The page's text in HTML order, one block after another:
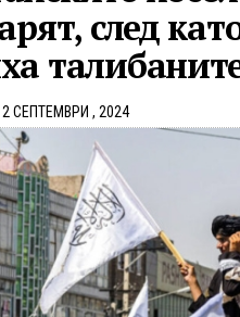
след
СЕПТЕМВРИ , 2024